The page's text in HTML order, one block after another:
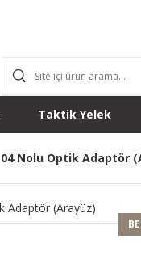
Taktik Yelek
04 Nolu Optik Adaptör